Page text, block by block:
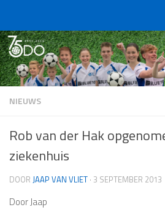
NIEUWS
Rob van der Hak
ziekenhuis
DOOR JAAP VAN VLIET · 3 SEPTEMBER 2013
Door Jaap